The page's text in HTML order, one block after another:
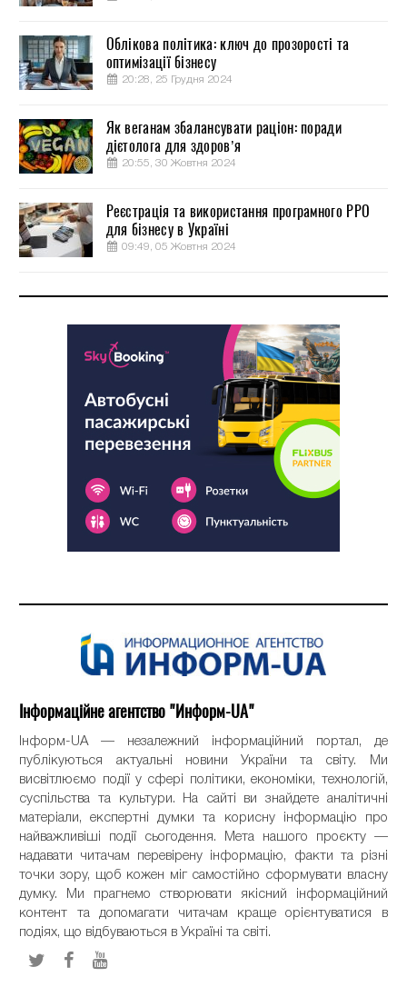
Облікова політика: ключ до прозорості та
оптимізації бізнесу
20:28, 25 Грудня 2024
Як веганам збалансувати раціон: поради
дієтолога для здоров’я
20:55, 30 Жовтня 2024
Реєстрація та використання програмного РРО
для бізнесу в Україні
09:49, 05 Жовтня 2024
Інформаційне агентство "Информ-UA"
Інформ-UA — незалежний інформаційний портал, де
публікуються актуальні новини України та світу. Ми
висвітлюємо події у сфері політики, економіки, технологій,
суспільства та культури. На сайті ви знайдете аналітичні
матеріали, експертні думки та корисну інформацію про
найважливіші події сьогодення. Мета нашого проєкту —
надавати читачам перевірену інформацію, факти та різні
точки зору, щоб кожен міг самостійно сформувати власну
думку. Ми прагнемо створювати якісний інформаційний
контент та допомагати читачам краще орієнтуватися в
подіях, що відбуваються в Україні та світі.